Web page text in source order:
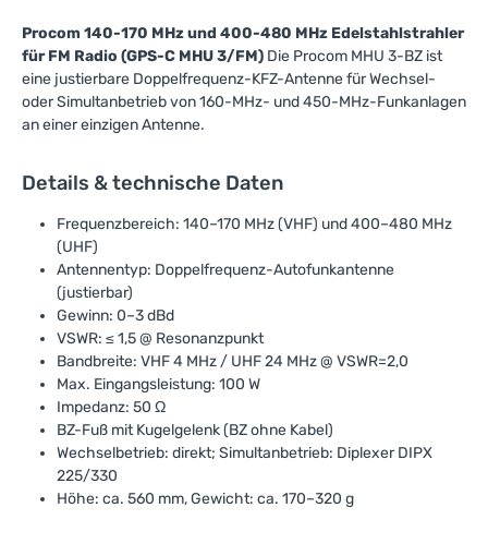
Procom 140-170 MHz und 400-480 MHz Edelstahlstrahler
für FM Radio (GPS-C MHU 3/FM) Die Procom MHU 3-BZ ist
eine justierbare Doppelfrequenz-KFZ-Antenne für Wechsel-
oder Simultanbetrieb von 160-MHz- und 450-MHz-Funkanlagen
an einer einzigen Antenne.
Details & technische Daten
Frequenzbereich: 140–170 MHz (VHF) und 400–480 MHz
(UHF)
Antennentyp: Doppelfrequenz-Autofunkantenne
(justierbar)
Gewinn: 0–3 dBd
VSWR: ≤ 1,5 @ Resonanzpunkt
Bandbreite: VHF 4 MHz / UHF 24 MHz @ VSWR=2,0
Max. Eingangsleistung: 100 W
Impedanz: 50 Ω
BZ-Fuß mit Kugelgelenk (BZ ohne Kabel)
Wechselbetrieb: direkt; Simultanbetrieb: Diplexer DIPX
225/330
Höhe: ca. 560 mm, Gewicht: ca. 170–320 g